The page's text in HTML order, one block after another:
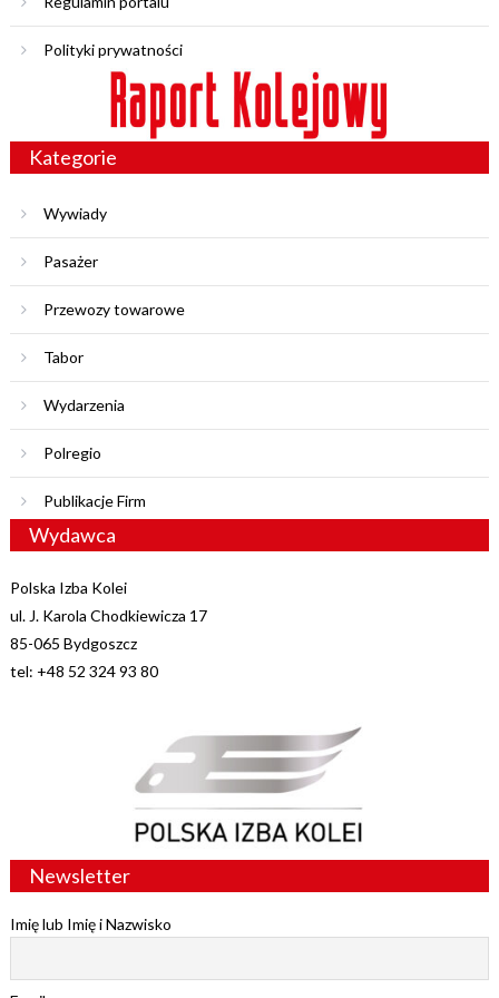
Polityki prywatności
Kategorie
Wywiady
Pasażer
Przewozy towarowe
Tabor
Wydarzenia
Polregio
Publikacje Firm
Wydawca
Polska Izba Kolei
ul. J. Karola Chodkiewicza 17
85-065 Bydgoszcz
tel: +48 52 324 93 80
Newsletter
Imię lub Imię i Nazwisko